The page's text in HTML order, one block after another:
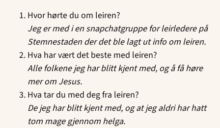
Hvor hørte du om leiren?
Jeg er med i en snapchatgruppe for leirledere på
Stemnestaden der det ble lagt ut info om leiren.
Hva har vært det beste med leiren?
Alle folkene jeg har blitt kjent med, og å få høre
mer om Jesus.
Hva tar du med deg fra leiren?
De jeg har blitt kjent med, og at jeg aldri har hatt
tom mage gjennom helga.